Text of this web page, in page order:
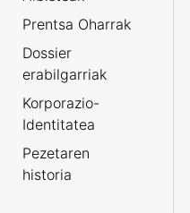
Prentsa Oharrak
Dossier
erabilgarriak
Korporazio-
Identitatea
Pezetaren
historia